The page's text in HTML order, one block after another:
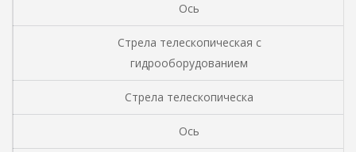
Ось
Стрела телескопическая с
гидрооборудованием
Стрела телескопическа
Ось